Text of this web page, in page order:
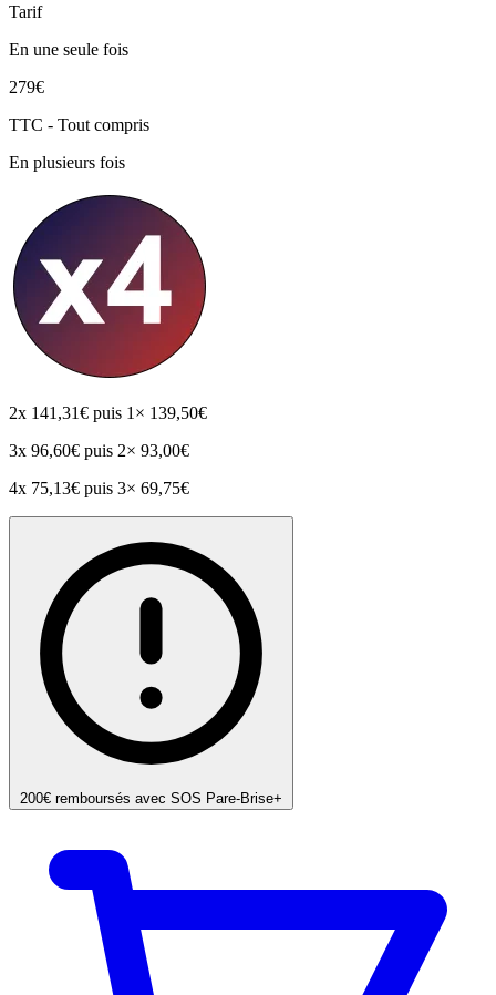
Tarif
En une seule fois
279€
TTC - Tout compris
En plusieurs fois
2x 141,31€ puis 1× 139,50€
3x 96,60€ puis 2× 93,00€
4x 75,13€ puis 3× 69,75€
200€ remboursés avec SOS Pare-Brise+